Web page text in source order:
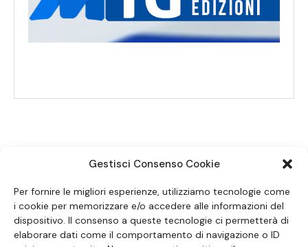
Gestisci Consenso Cookie
Per fornire le migliori esperienze, utilizziamo tecnologie come
i cookie per memorizzare e/o accedere alle informazioni del
dispositivo. Il consenso a queste tecnologie ci permetterà di
elaborare dati come il comportamento di navigazione o ID
SEGUICI SUI SOCIAL